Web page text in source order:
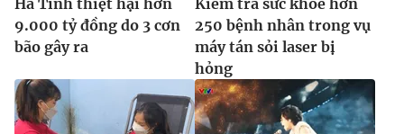
9.000 tỷ đồng do 3 cơn
bão gây ra
250 bệnh nhân trong vụ
máy tán sỏi laser bị
hỏng